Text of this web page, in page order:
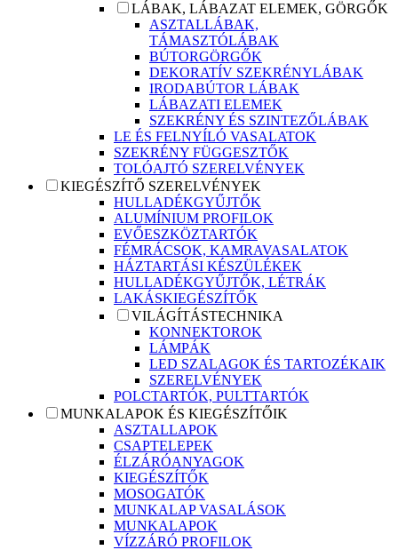
LÁBAK, LÁBAZAT ELEMEK, GÖRGŐK
ASZTALLÁBAK,
TÁMASZTÓLÁBAK
BÚTORGÖRGŐK
DEKORATÍV SZEKRÉNYLÁBAK
IRODABÚTOR LÁBAK
LÁBAZATI ELEMEK
SZEKRÉNY ÉS SZINTEZŐLÁBAK
LE ÉS FELNYÍLÓ VASALATOK
SZEKRÉNY FÜGGESZTŐK
TOLÓAJTÓ SZERELVÉNYEK
KIEGÉSZÍTŐ SZERELVÉNYEK
HULLADÉKGYŰJTŐK
ALUMÍNIUM PROFILOK
EVŐESZKÖZTARTÓK
FÉMRÁCSOK, KAMRAVASALATOK
HÁZTARTÁSI KÉSZÜLÉKEK
HULLADÉKGYŰJTŐK, LÉTRÁK
LAKÁSKIEGÉSZÍTŐK
VILÁGÍTÁSTECHNIKA
KONNEKTOROK
LÁMPÁK
LED SZALAGOK ÉS TARTOZÉKAIK
SZERELVÉNYEK
POLCTARTÓK, PULTTARTÓK
MUNKALAPOK ÉS KIEGÉSZÍTŐIK
ASZTALLAPOK
CSAPTELEPEK
ÉLZÁRÓANYAGOK
KIEGÉSZÍTŐK
MOSOGATÓK
MUNKALAP VASALÁSOK
MUNKALAPOK
VÍZZÁRÓ PROFILOK